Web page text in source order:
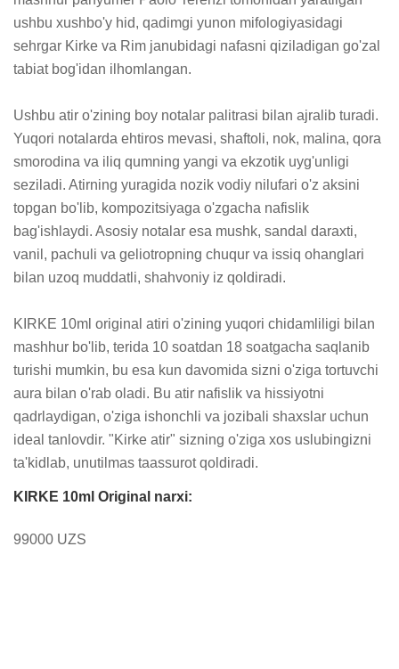
ushbu xushbo'y hid, qadimgi yunon mifologiyasidagi
sehrgar Kirke va Rim janubidagi nafasni qiziladigan go'zal
tabiat bog'idan ilhomlangan.
Ushbu atir o'zining boy notalar palitrasi bilan ajralib turadi.
Yuqori notalarda ehtiros mevasi, shaftoli, nok, malina, qora
smorodina va iliq qumning yangi va ekzotik uyg'unligi
seziladi. Atirning yuragida nozik vodiy nilufari o'z aksini
topgan bo'lib, kompozitsiyaga o'zgacha nafislik
bag'ishlaydi. Asosiy notalar esa mushk, sandal daraxti,
vanil, pachuli va geliotropning chuqur va issiq ohanglari
bilan uzoq muddatli, shahvoniy iz qoldiradi.
KIRKE 10ml original atiri o'zining yuqori chidamliligi bilan
mashhur bo'lib, terida 10 soatdan 18 soatgacha saqlanib
turishi mumkin, bu esa kun davomida sizni o'ziga tortuvchi
aura bilan o'rab oladi. Bu atir nafislik va hissiyotni
qadrlaydigan, o'ziga ishonchli va jozibali shaxslar uchun
ideal tanlovdir. "Kirke atir" sizning o'ziga xos uslubingizni
ta'kidlab, unutilmas taassurot qoldiradi.
KIRKE 10ml Original narxi:
99000 UZS